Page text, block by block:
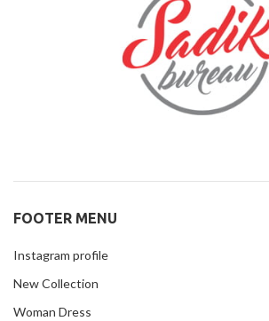
FOOTER MENU
Instagram profile
New Collection
Woman Dress